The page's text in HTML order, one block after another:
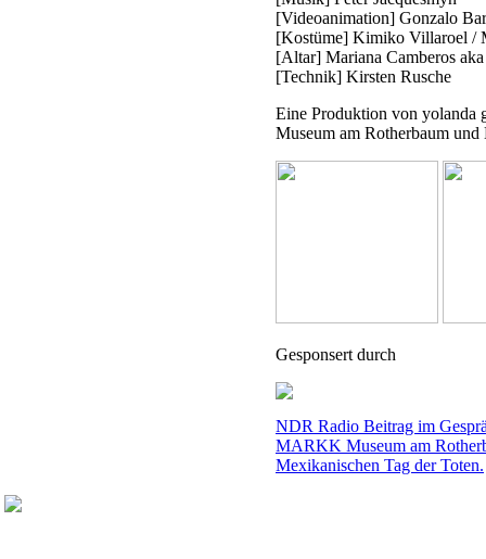
[Videoanimation] Gonzalo
[Kostüme] Kimiko Villaroel /
[Altar] Mariana Camberos
[Technik] Kirsten Rusche
Eine Produktion von yolanda
Museum am Rotherbaum und
Gesponsert durch
NDR Radio Beitrag im
MARKK Museum am
Mexikanischen Tag der Toten.